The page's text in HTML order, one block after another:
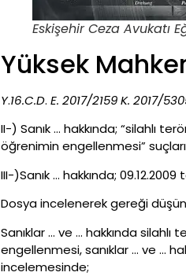
Eskişehir Ceza Avukatı
Yüksek
Y.16.C.D. E. 2017/2159K. 2017/
II-) Sanık … hakkında; “silahlı
öğrenimin engellenmesi”
III-)Sanık … hakkında;
Dosya incelenerek gereği
Sanıklar … ve … hakkında
engellenmesi, sanıklar … ve …
incelemesinde;